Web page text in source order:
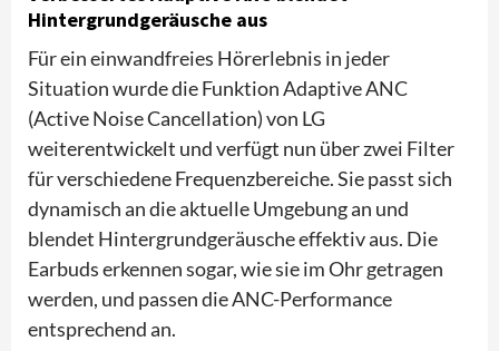
Hintergrundgeräusche aus
Für ein einwandfreies Hörerlebnis in jeder
Situation wurde die Funktion Adaptive ANC
(Active Noise Cancellation) von LG
weiterentwickelt und verfügt nun über zwei Filter
für verschiedene Frequenzbereiche. Sie passt sich
dynamisch an die aktuelle Umgebung an und
blendet Hintergrundgeräusche effektiv aus. Die
Earbuds erkennen sogar, wie sie im Ohr getragen
werden, und passen die ANC-Performance
entsprechend an.